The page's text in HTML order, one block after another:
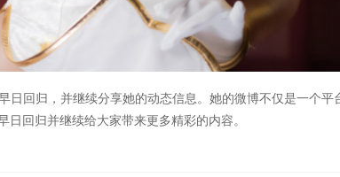
日回归，并继续分享她的动态信息。她的微博不仅是一个平
回归并继续给大家带来更多精彩的内容。